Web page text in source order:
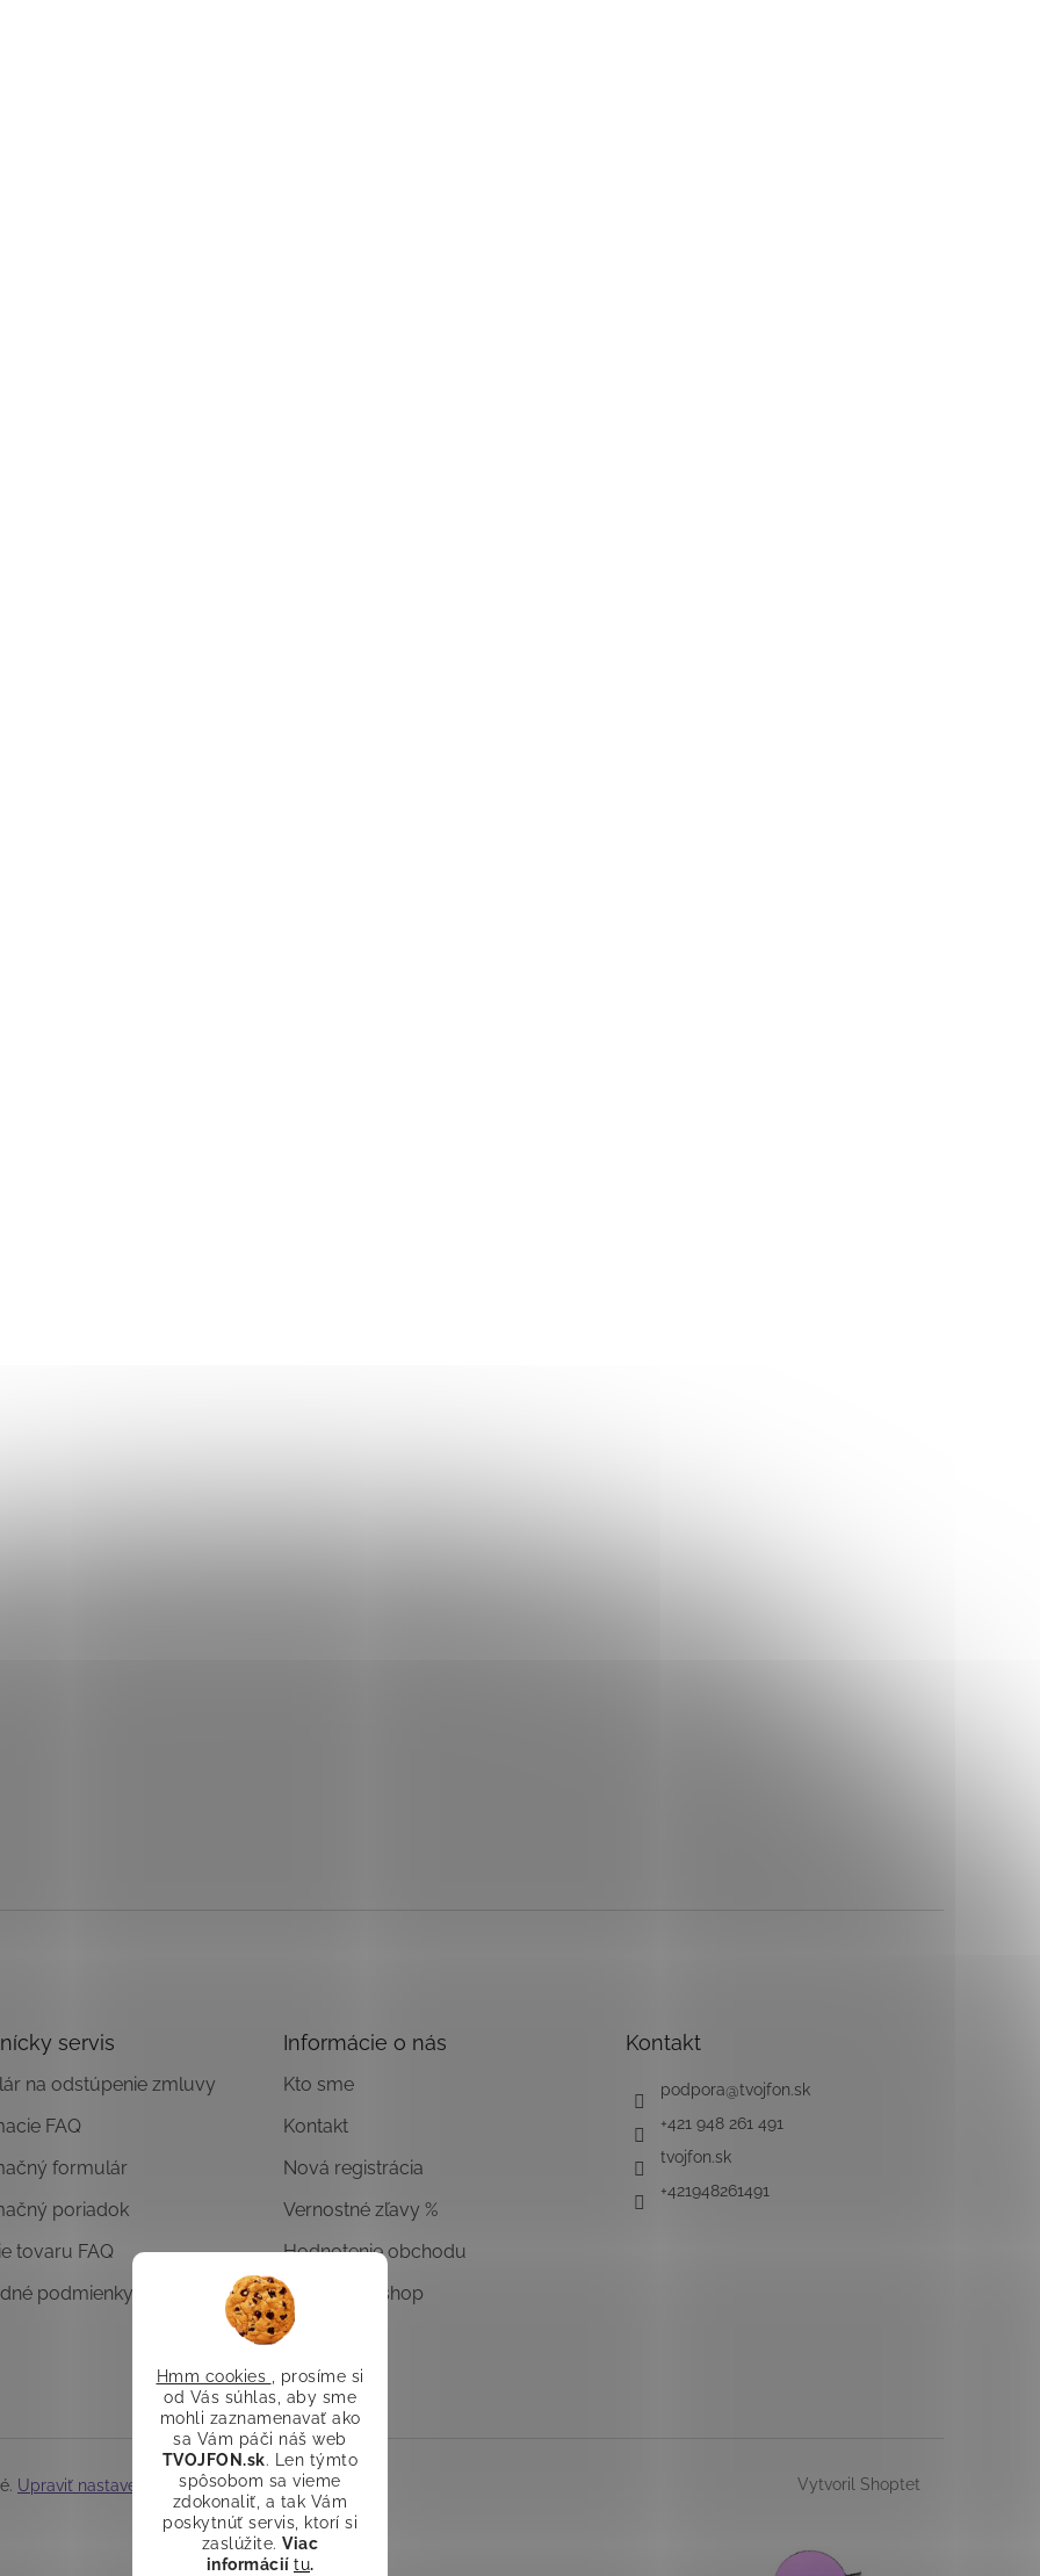
Hmm cookies
, prosíme si
od Vás súhlas, aby sme
mohli zaznamenavať ako
sa Vám páči náš web
TVOJFON.sk. Len týmto
spôsobom sa vieme
zdokonaliť, a tak Vám
poskytnúť servis, ktorí si
zaslúžite.Viac
informácií tu.
servis
na odstúpenie zmluvy
FAQ
formulár
poriadok
tovaru FAQ
podmienky
Informácie o nás
Kto sme
Kontakt
Nová registrácia
Vernostné zľavy %
Hodnotenie obchodu
Overený E-shop
Kontakt
podpora@tvojfon.sk
+421 948 261 491
tvojfon.sk
+421948261491
Vytvoril Shoptet
Upraviť nastavenie cookies